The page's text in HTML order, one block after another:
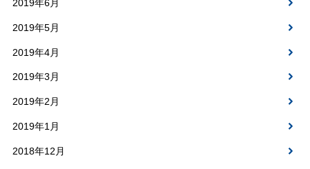
2019年6月
2019年5月
2019年4月
2019年3月
2019年2月
2019年1月
2018年12月